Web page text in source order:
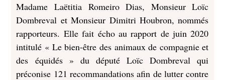
Madame Laëtitia Romeiro Dias, Monsieur Loïc
Dombreval et Monsieur Dimitri Houbron, nommés
rapporteurs. Elle fait écho au rapport de juin 2020
intitulé « Le bien-être des animaux de compagnie et
des équidés » du député Loïc Dombreval qui
préconise 121 recommandations afin de lutter contre